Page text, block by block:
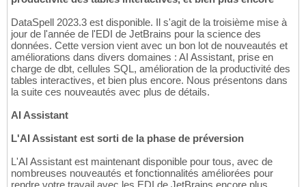
DataSpell 2023.3 est disponible. Il s'agit de la troisième mise à
jour de l'année de l'EDI de JetBrains pour la science des
données. Cette version vient avec un bon lot de nouveautés et
améliorations dans divers domaines : AI Assistant, prise en
charge de dbt, cellules SQL, amélioration de la productivité des
tables interactives, et bien plus encore. Nous présentons dans
la suite ces nouveautés avec plus de détails.
AI Assistant
L'AI Assistant est sorti de la phase de préversion
L'AI Assistant est maintenant disponible pour tous, avec de
nombreuses nouveautés et fonctionnalités améliorées pour